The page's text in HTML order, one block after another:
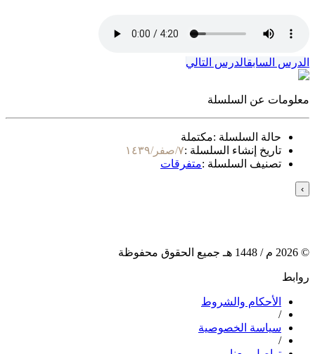
الدرس السابقالدرس التالي
معلومات عن السلسلة
حالة السلسلة :مكتملة
تاريخ إنشاء السلسلة :٧/صفر/١٤٣٩
تصنيف السلسلة :متفرقات
›
©
2026 م / 1448 هـ جميع الحقوق محفوظة
روابط
الأحكام والشروط
/
سياسة الخصوصية
/